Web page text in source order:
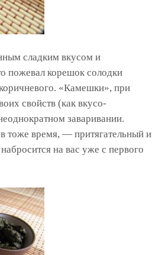
сладким вкусом и
пожевал корешок солодки
«Камешки», при
свойств (как вкусо-
заваривании.
тоже время, — притягательный и
на вас уже с первого